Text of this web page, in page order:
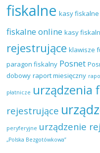
fiskalne kasy fiskalne
fiskalne online kasy
rejestrujące klawisze
paragon fiskalny Posnet
dobowy raport miesięczny
płatnicze urządzenia
rejestrujące
peryferyjne urządzenie
„Polska Bezgotówkowa”